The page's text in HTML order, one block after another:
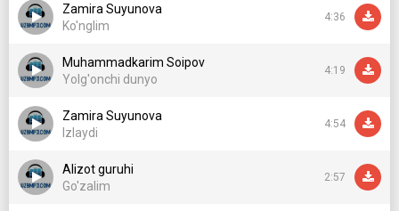
Zamira Suyunova
Ko'nglim
4:36
Muhammadkarim Soipov
Yolg'onchi dunyo
4:19
Zamira Suyunova
Izlaydi
4:54
Alizot guruhi
Go'zalim
2:57